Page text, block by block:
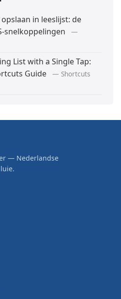
in leeslijst: de
snelkoppelingen
—
List with a Single Tap:
Guide
— Shortcuts
— Nederlandse